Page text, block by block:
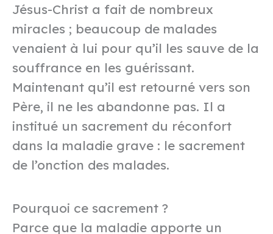
Jésus-Christ a fait de nombreux
miracles ; beaucoup de malades
venaient à lui pour qu’il les sauve de la
souffrance en les guérissant.
Maintenant qu’il est retourné vers son
Père, il ne les abandonne pas. Il a
institué un sacrement du réconfort
dans la maladie grave : le sacrement
de l’onction des malades.
Pourquoi ce sacrement ?
Parce que la maladie apporte un